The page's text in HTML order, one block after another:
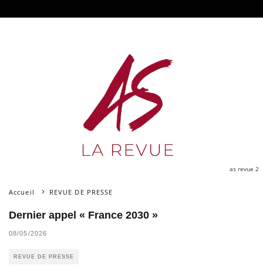
as revue 2
Accueil REVUE DE PRESSE
Dernier appel « France 2030 »
08/05/2026
REVUE DE PRESSE